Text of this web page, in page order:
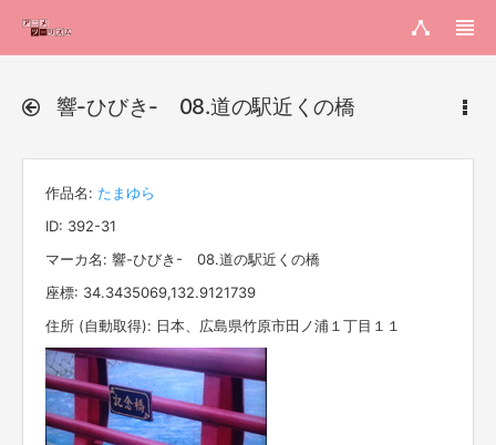
響-ひびき- 08.道の駅近くの橋
作品名: たまゆら
ID: 392-31
マーカ名: 響-ひびき- 08.道の駅近くの橋
座標: 34.3435069,132.9121739
住所 (自動取得): 日本、広島県竹原市田ノ浦１丁目１１